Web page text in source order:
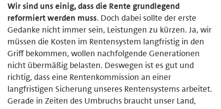
Wir sind uns einig, dass die Rente grundlegend
reformiert werden muss. Doch dabei sollte der erste
Gedanke nicht immer sein, Leistungen zu kürzen. Ja, wir
müssen die Kosten im Rentensystem langfristig in den
Griff bekommen, wollen nachfolgende Generationen
nicht übermäßig belasten. Deswegen ist es gut und
richtig, dass eine Rentenkommission an einer
langfristigen Sicherung unseres Rentensystems arbeitet.
Gerade in Zeiten des Umbruchs braucht unser Land,